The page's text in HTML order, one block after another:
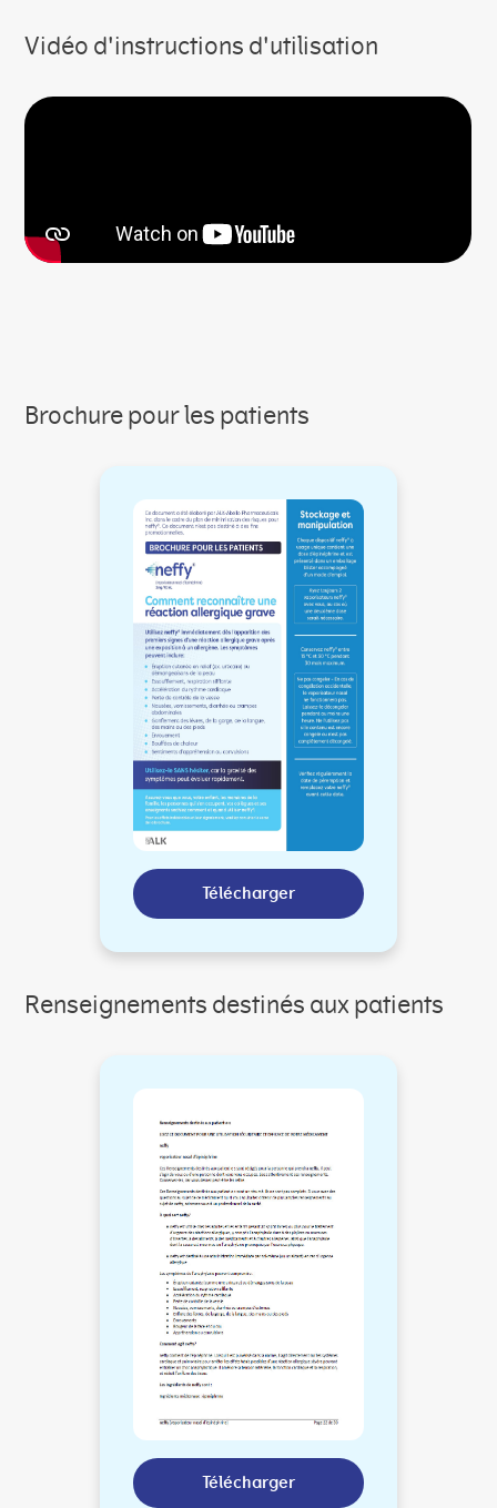
Vidéo d'instructions d'utilisation
Brochure pour les patients
Télécharger
Renseignements destinés aux patients
Télécharger